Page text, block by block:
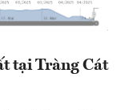
tại Tràng Cát